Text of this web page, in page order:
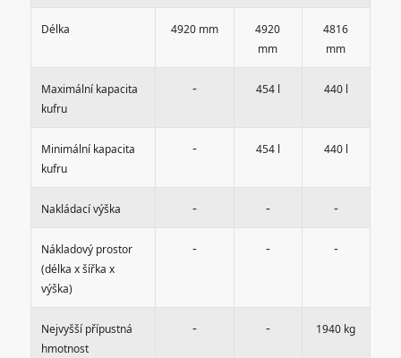
Délka 4920 mm
4920
mm
4816
mm
Maximální kapacita
kufru
- 454 l 440 l
Minimální kapacita
kufru
- 454 l 440 l
Nakládací výška - - -
Nákladový prostor
(délka x šířka x
výška)
- - -
Nejvyšší přípustná
hmotnost
- - 1940 kg